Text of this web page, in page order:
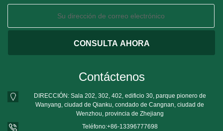
Contáctenos
DIRECCIÓN: Sala 202, 302, 402, edificio 30, parque pionero de
Wanyang, ciudad de Qianku, condado de Cangnan, ciudad de
Wenzhou, provincia de Zhejiang
Teléfono:+86-13396777698